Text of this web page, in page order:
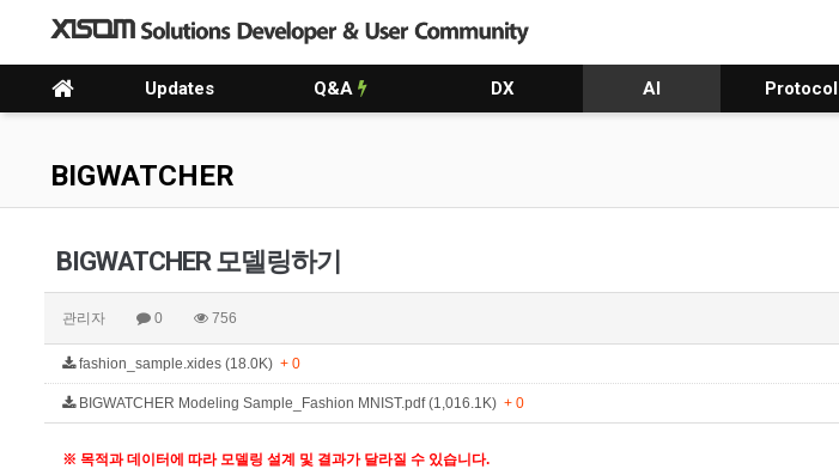
Updates Q&A DX AI Protocol
BIGWATCHER
BIGWATCHER 모델링하기
관리자 0 756
fashion_sample.xides (18.0K) + 0
BIGWATCHER Modeling Sample_Fashion MNIST.pdf (1,016.1K) + 0
※ 목적과 데이터에 따라 모델링 설계 및 결과가 달라질 수 있습니다.